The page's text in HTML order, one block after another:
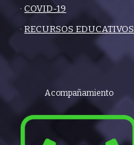
·COVID-19
·RECURSOS EDUCATIVOS
Acompañamiento